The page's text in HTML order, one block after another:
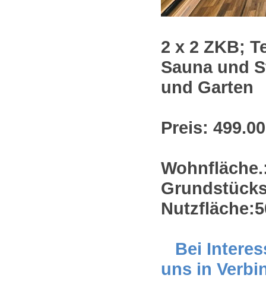
2 x 2 ZKB;
Sauna und
und Garten
Preis:
Bei
uns in